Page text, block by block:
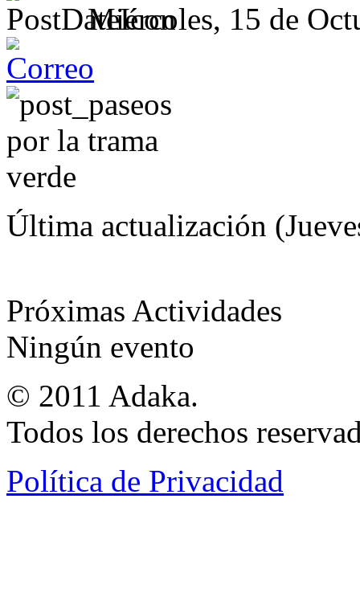
Miércoles, 15 de
Última actualización
Próximas Actividades
Ningún evento
© 2011 Adaka.
Todos los derechos
Política de Privacidad